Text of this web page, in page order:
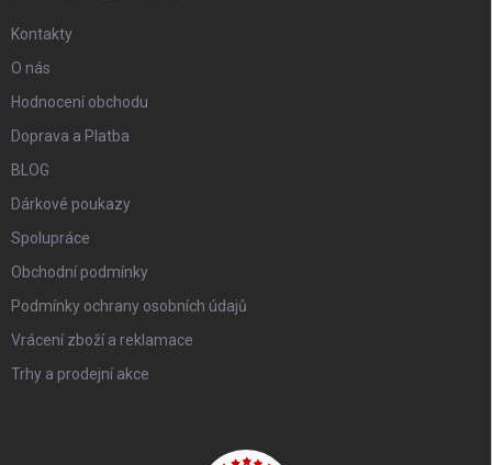
Kontakty
O nás
Hodnocení obchodu
Doprava a Platba
BLOG
Dárkové poukazy
Spolupráce
Obchodní podmínky
Podmínky ochrany osobních údajů
Vrácení zboží a reklamace
Trhy a prodejní akce